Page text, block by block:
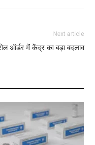
Next article
ऑर्डर में केंद्र का बड़ा बदलाव